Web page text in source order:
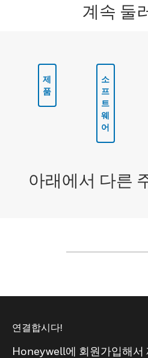
계속 둘
제
품
소
프
트
웨
어
아래에서 다른
연결합시다!
Honeywell에 회원가입해서